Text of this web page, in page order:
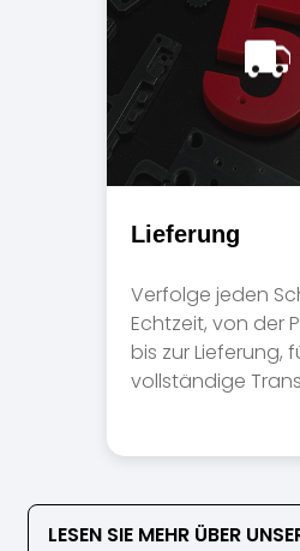
Lieferung
Verfolge jeden
Echtzeit, von der
bis zur Lieferung,
vollständige
LESEN SIE MEHR ÜBER